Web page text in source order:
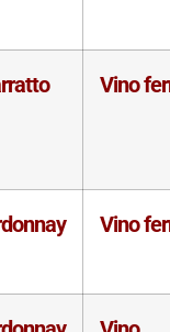
Vino
Vino